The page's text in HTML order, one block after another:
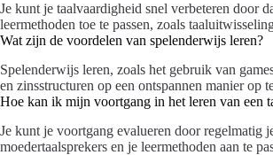
Je kunt je taalvaardigheid snel verbeteren door
leermethoden toe te passen, zoals
Wat zijn de voordelen van spelenderwijs leren?
Spelenderwijs leren, zoals het gebruik van
en zinsstructuren op een ontspannen manier op
Hoe kan ik mijn voortgang in het leren van een
Je kunt je voortgang evalueren door regelmatig
moedertaalsprekers en je leermethoden aan te